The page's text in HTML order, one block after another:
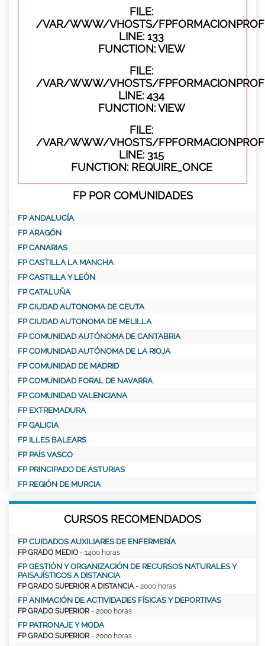
FILE:
/VAR/WWW/VHOSTS/
LINE: 133
FUNCTION: VIEW
FILE:
/VAR/WWW/VHOSTS/
LINE: 434
FUNCTION: VIEW
FILE:
/VAR/WWW/VHOSTS/
LINE: 315
FUNCTION: REQUIRE_ONCE
FP POR COMUNIDADES
FP ANDALUCÍA
FP ARAGÓN
FP CANARIAS
FP CASTILLA LA MANCHA
FP CASTILLA Y LEÓN
FP CATALUÑA
FP CIUDAD AUTONOMA DE CEUTA
FP CIUDAD AUTONOMA DE MELILLA
FP COMUNIDAD AUTÓNOMA DE CANTABRIA
FP COMUNIDAD AUTÓNOMA DE LA RIOJA
FP COMUNIDAD DE MADRID
FP COMUNIDAD FORAL DE NAVARRA
FP COMUNIDAD VALENCIANA
FP EXTREMADURA
FP GALICIA
FP ILLES BALEARS
FP PAÍS VASCO
FP PRINCIPADO DE ASTURIAS
FP REGIÓN DE MURCIA
CURSOS RECOMENDADOS
FP CUIDADOS AUXILIARES DE ENFERMERÍA
FP GRADO MEDIO - 1400 horas
FP GESTIÓN Y ORGANIZACIÓN DE RECURSOS NATURALES Y
PAISAJÍSTICOS A DISTANCIA
FP GRADO SUPERIOR A DISTANCIA- 2000 horas
FP ANIMACIÓN DE ACTIVIDADES FÍSICAS Y DEPORTIVAS
FP GRADO SUPERIOR - 2000 horas
FP PATRONAJE Y MODA
FP GRADO SUPERIOR - 2000 horas